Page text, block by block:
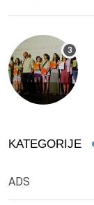
KATEGORIJE
ADS